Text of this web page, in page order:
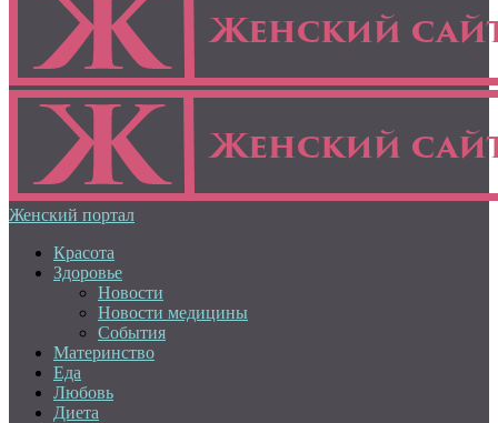
Женский портал
Красота
Здоровье
Новости
Новости медицины
События
Материнство
Еда
Любовь
Диета